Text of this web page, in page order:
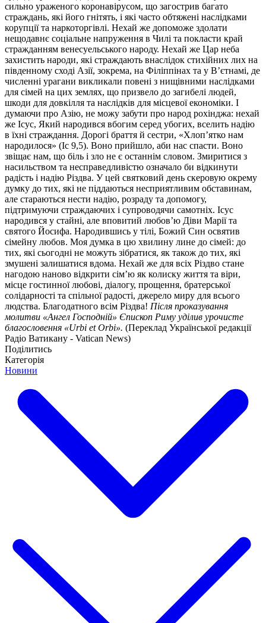
сильно ураженого коронавірусом, що загострив багато
страждань, які його гнітять, і які часто обтяжені наслідками
корупції та наркоторгівлі. Нехай же допоможе здолати
нещодавнє соціальне напруження в Чилі та покласти край
стражданням венесуельського народу. Нехай же Цар неба
захистить народи, які страждають внаслідок стихійних лих на
південному сході Азії, зокрема, на Філіппінах та у В’єтнамі, де
численні урагани викликали повені з нищівними наслідками
для сімей на цих землях, що призвело до загибелі людей,
шкоди для довкілля та наслідків для місцевої економіки. І
думаючи про Азію, не можу забути про народ рохінджа: нехай
же Ісус, Який народився вбогим серед убогих, вселить надію
в їхні страждання. Дорогі браття й сестри, «Хлоп’ятко нам
народилося» (Іс 9,5). Воно прийшло, аби нас спасти. Воно
звіщає нам, що біль і зло не є останнім словом. Змиритися з
насильством та несправедливістю означало би відкинути
радість і надію Різдва. У цей святковий день скеровую окрему
думку до тих, які не піддаються несприятливим обставинам,
але стараються нести надію, розраду та допомогу,
підтримуючи страждаючих і супроводячи самотніх. Ісус
народився у стайні, але вповитий любов’ю Діви Марії та
святого Йосифа. Народившись у тілі, Божий Син освятив
сімейну любов. Моя думка в цю хвилину лине до сімей: до
тих, які сьогодні не можуть зібратися, як також до тих, які
змушені залишатися вдома. Нехай же для всіх Різдво стане
нагодою наново відкрити сім’ю як колиску життя та віри,
місце гостинної любові, діалогу, прощення, братерської
солідарності та спільної радості, джерело миру для всього
людства. Благодатного всім Різдва! Після проказування
молитви «Ангел Господній» Єпископ Риму уділив урочисте
благословення «Urbi et Orbi». (Переклад Української редакції
Радіо Ватикану - Vatican News)
Поділитись
Категорія
Новини